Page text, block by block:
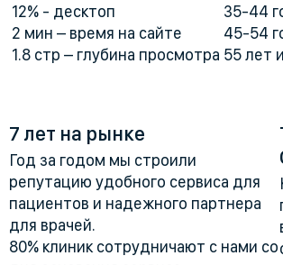
12% - десктоп
2 мин – время на сайте
1.8 стр – глубина просмотра
35-44
45-54
55 лет
7 лет на рынке
Год за годом мы строили
репутацию удобного сервиса для
пациентов и надежного партнера
для врачей.
80% клиник сотрудничают с нами со